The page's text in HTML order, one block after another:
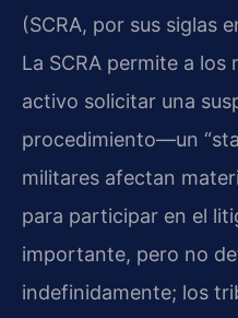
(SCRA, por sus siglas
La SCRA permite a los
activo solicitar una
procedimiento—un
militares afectan
para participar en el
importante, pero no
indefinidamente; los